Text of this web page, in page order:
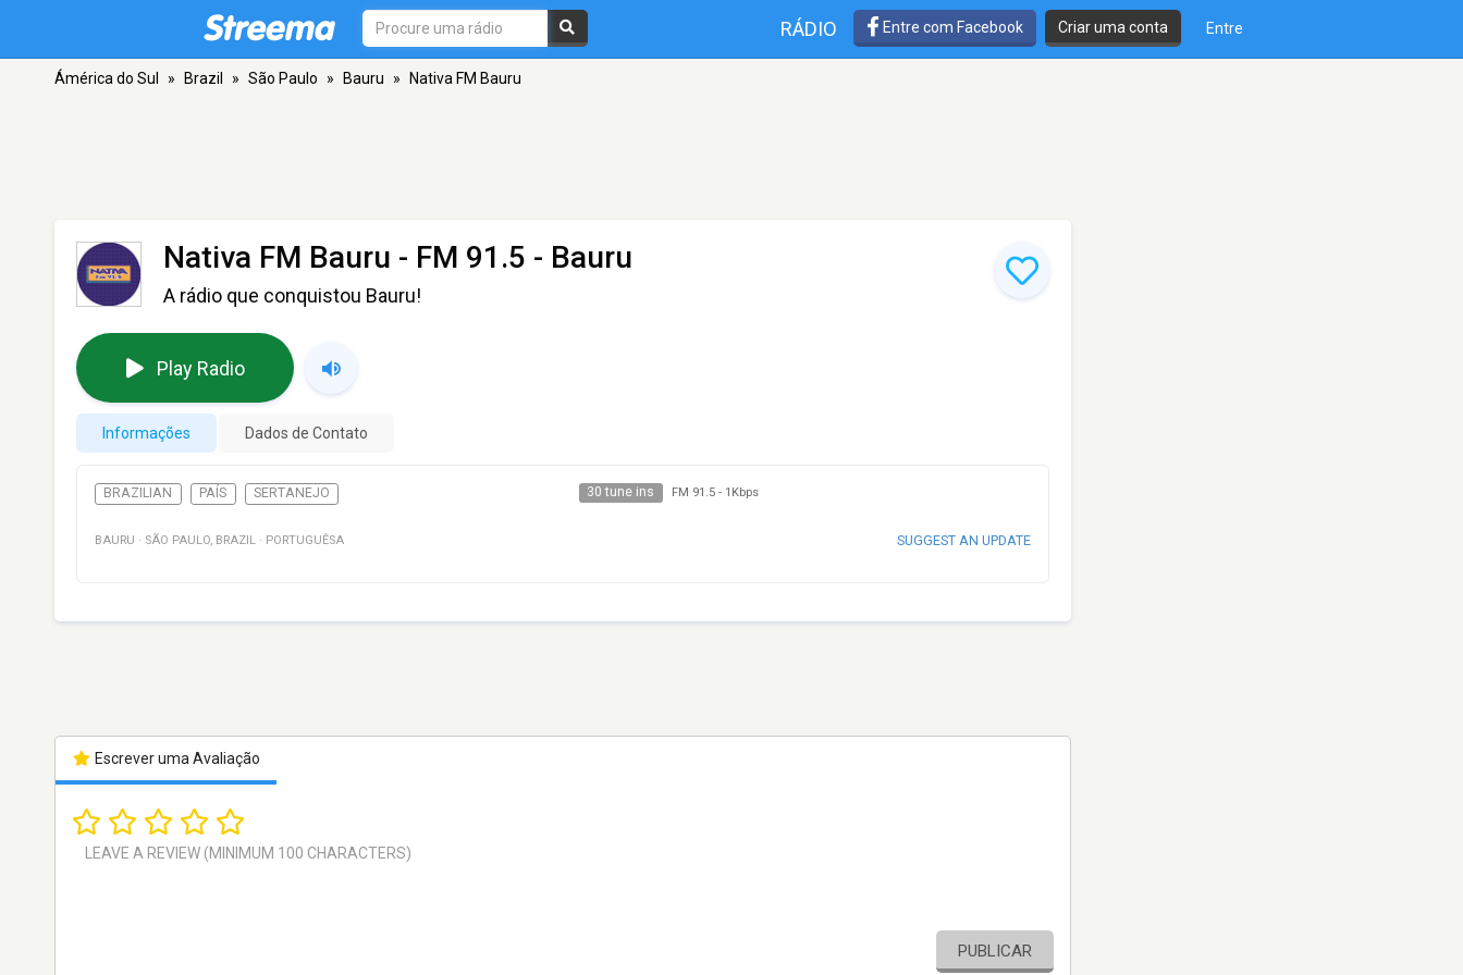
RÁDIO Entre com Facebook Criar uma conta Entre
Ámérica do Sul » Brazil » São Paulo » Bauru » Nativa FM Bauru
Nativa FM Bauru - FM 91.5 - Bauru
A rádio que conquistou Bauru!
Play Radio
Informações Dados de Contato
BRAZILIAN PAÍS SERTANEJO 30 tune ins FM 91.5- 1Kbps
BAURU · SÃO PAULO, BRAZIL · PORTUGUÊSA SUGGEST AN UPDATE
Escrever uma Avaliação
PUBLICAR